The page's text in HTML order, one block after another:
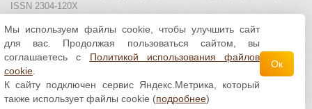
ISSN 2304-120X
МЦИТО|Школьные олимпиады и онлайн конкурсы для детей
Политика использования файлов cookie| Политика обработки и
защиты персональных данных
Все материалы доступны полицензии Creative
Commons С указанием авторства 4.0 Всемирная
Мы используем файлы cookie, чтобы улучшить сайт
для вас. Продолжая пользоваться сайтом, вы
соглашаетесь с Политикой использования файлов
cookie
К сайту подключен сервис Яндекс.Метрика, который
также использует файлы cookie (подробнее)
Ок